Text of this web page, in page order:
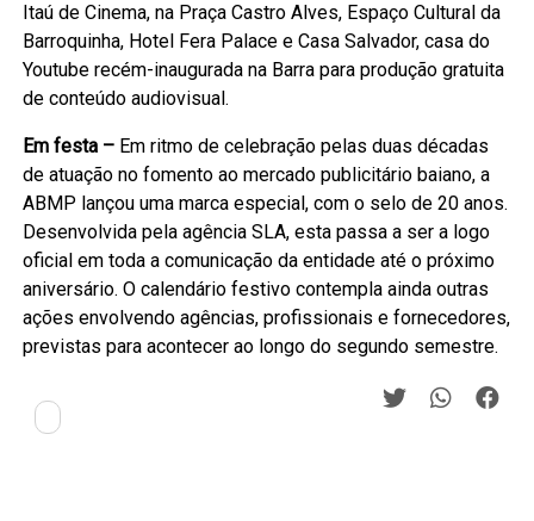
Itaú de Cinema, na Praça Castro Alves, Espaço Cultural da
Barroquinha, Hotel Fera Palace e Casa Salvador, casa do
Youtube recém-inaugurada na Barra para produção gratuita
de conteúdo audiovisual.
Em festa – Em ritmo de celebração pelas duas décadas
de atuação no fomento ao mercado publicitário baiano, a
ABMP lançou uma marca especial, com o selo de 20 anos.
Desenvolvida pela agência SLA, esta passa a ser a logo
oficial em toda a comunicação da entidade até o próximo
aniversário. O calendário festivo contempla ainda outras
ações envolvendo agências, profissionais e fornecedores,
previstas para acontecer ao longo do segundo semestre.